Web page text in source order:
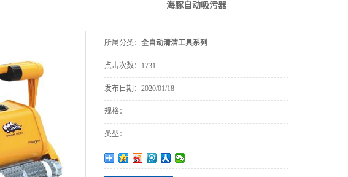
泳池池身配件
泳池灯系列
海豚自动吸污器
所属分类： 全自动清洁工具系列
点击次数： 1731
发布日期： 2020/01/18
规格：
类型：